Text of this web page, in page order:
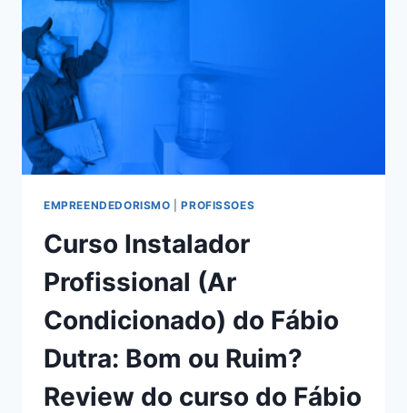
DA
SALAZAR:
BOM
CURSO
ALICE
FUNCIONA
MESMO?
HOTMART
É
CONFIÁVEL?
EMPREENDEDORISMO |PROFISSOES
Curso Instalador
Profissional (Ar
Condicionado) do Fábio
Dutra: Bom ou Ruim?
Review do curso do Fábio